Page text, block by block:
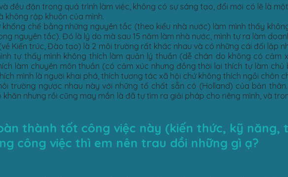
đều đặn trong quá trình làm việc, không có sự sáng tạo, đổi mới có lẽ là
rập khuôn của mình.
chế bằng những nguyên tắc (theo kiểu nhà nước) làm mình thấy
nguyên tắc). Đó là lý do mà sau 15 năm làm nhà nước, mình tự ra làm
Kiến trúc, Đào tạo) là 2 môi trường rất khác nhau và có những cái đối lập
tự thấy mình không thích làm quản lý thuần (dễ chán do không có cảm
làm chuyên môn thuần (có cảm xúc nhưng đồng thời lại thích tự làm chủ
mình là người khai phá, thích tương tác xã hội chứ không thích ngồi chôn
trường ngược nhau này với những tố chất sẵn có (Holland) của bản
nhưng rồi cũng may mắn là đã tự tìm ra giải pháp cho riêng mình, và
thành tốt công việc này (kiến thức, kỹ năng,
công việc thì em nên trau dồi những gì ạ?